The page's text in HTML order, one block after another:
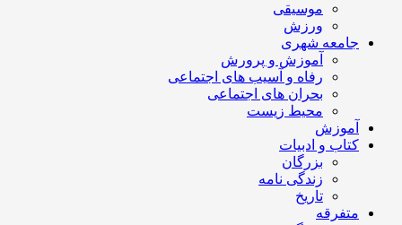
تهران
موسیقی
ورزش
جامعه شهری
آموزش و پرورش
رفاه و آسیب های اجتماعی
بحران های اجتماعی
محیط زیست
آموزش
کتاب و ادبیات
بزرگان
زندگی نامه
تاریخ
متفرقه